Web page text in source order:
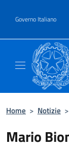
Governo Italiano
Home > Notizie >
Mario